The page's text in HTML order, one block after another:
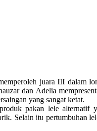
juara III dalam
dan Adelia
yang sangat ketat.
pakan lele
Selain itu pertumbuhan